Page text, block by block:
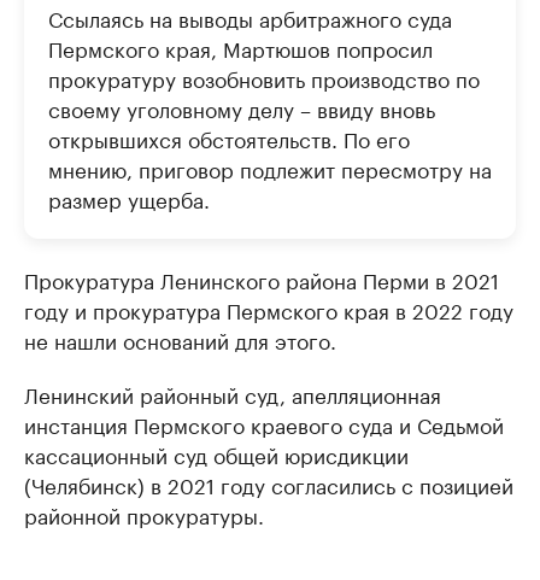
Ссылаясь на выводы арбитражного суда
Пермского края, Мартюшов попросил
прокуратуру возобновить производство по
своему уголовному делу – ввиду вновь
открывшихся обстоятельств. По его
мнению, приговор подлежит пересмотру на
размер ущерба.
Прокуратура Ленинского района Перми в 2021
году и прокуратура Пермского края в 2022 году
не нашли оснований для этого.
Ленинский районный суд, апелляционная
инстанция Пермского краевого суда и Седьмой
кассационный суд общей юрисдикции
(Челябинск) в 2021 году согласились с позицией
районной прокуратуры.